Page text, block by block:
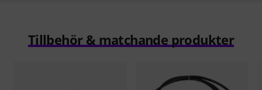
Tillbehör & matchande produkter